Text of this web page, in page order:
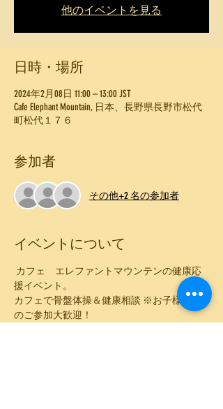
他のイベントを見る
日時・場所
2024年2月08日 11:00 – 13:00 JST
Cafe Elephant Mountain, 日本、長野県長野市松代
町松代１７６
参加者
その他+2 名の参加者
イベントについて
カフェ　エレファントマウンテンの健康応
援イベント。
カフェで骨盤体操＆健康相談 ※お子様連れ
のご参加大歓迎！